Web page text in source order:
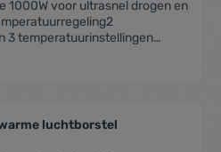
1000W voor ultrasnel drogen en
3 temperatuurinstellingen
voor alle
schoon te
luchtborstel